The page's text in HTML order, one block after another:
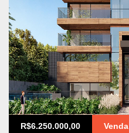
R$6.250.000,00 Venda